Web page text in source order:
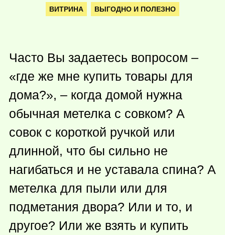
ВИТРИНА ВЫГОДНО И ПОЛЕЗНО
Часто Вы задаетесь вопросом –
«где же мне купить товары для
дома?», – когда домой нужна
обычная метелка с совком? А
совок с короткой ручкой или
длинной, что бы сильно не
нагибаться и не уставала спина? А
метелка для пыли или для
подметания двора? Или и то, и
другое? Или же взять и купить